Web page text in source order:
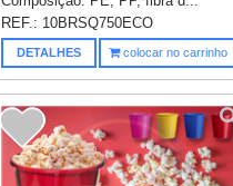
REF.: 10BRSQ750ECO
DETALHES colocar no carrinho